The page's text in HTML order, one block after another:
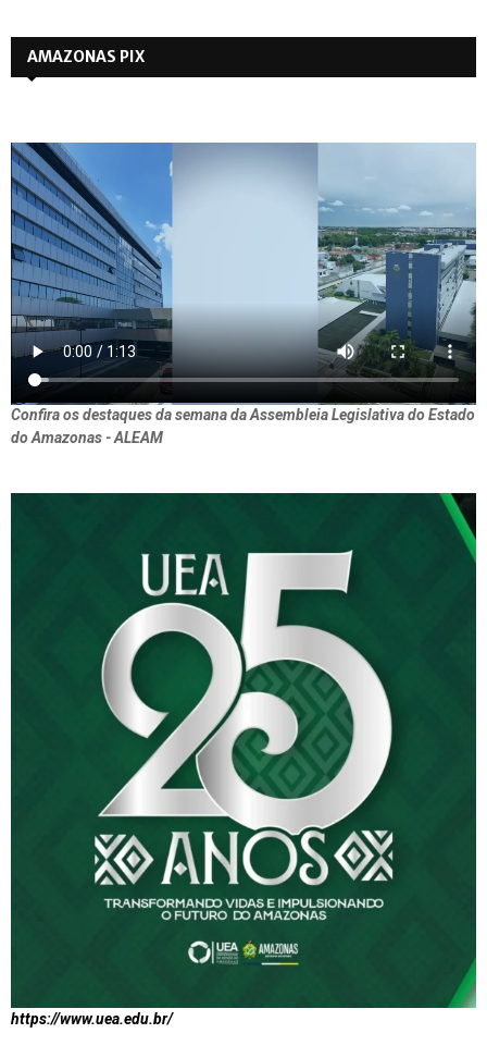
AMAZONAS PIX
Confira os destaques da semana da Assembleia Legislativa do Estado
do Amazonas - ALEAM
https://www.uea.edu.br/